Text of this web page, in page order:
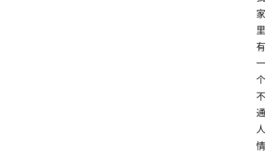
家
里
有
一
个
不
通
人
情